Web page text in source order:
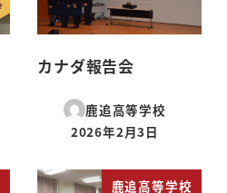
カナダ報告会
鹿追高等学校
投稿日
2026年2月3日
鹿追高等学校